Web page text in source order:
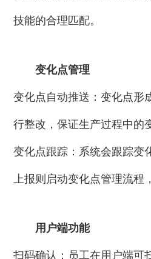
技能的合理匹配。
变化点管理
变化点自动推送：变化点形
行整改，保证生产过程中的
变化点跟踪：系统会跟踪变
上报则启动变化点管理流程
用户端功能
扫码确认：员工在用户端可